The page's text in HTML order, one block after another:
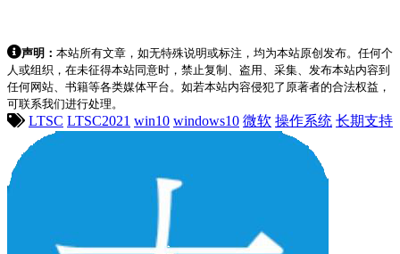
声明： 本站所有文章，如无特殊说明或标注，均为本站原创发布。任何个
人或组织，在未征得本站同意时，禁止复制、盗用、采集、发布本站内容到
任何网站、书籍等各类媒体平台。如若本站内容侵犯了原著者的合法权益，
可联系我们进行处理。
LTSC LTSC2021 win10 windows10 微软 操作系统 长期支持